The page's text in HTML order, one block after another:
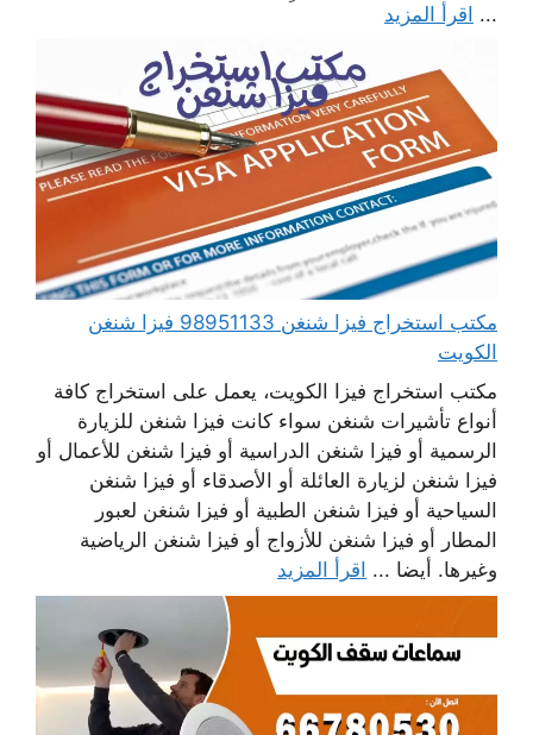
... اقرأ المزيد
مكتب استخراج فيزا شنغن 98951133 فيزا شنغن
الكويت
مكتب استخراج فيزا الكويت، يعمل على استخراج كافة
أنواع تأشيرات شنغن سواء كانت فيزا شنغن للزيارة
الرسمية أو فيزا شنغن الدراسية أو فيزا شنغن للأعمال أو
فيزا شنغن لزيارة العائلة أو الأصدقاء أو فيزا شنغن
السياحية أو فيزا شنغن الطبية أو فيزا شنغن لعبور
المطار أو فيزا شنغن للأزواج أو فيزا شنغن الرياضية
وغيرها. أيضا ... اقرأ المزيد